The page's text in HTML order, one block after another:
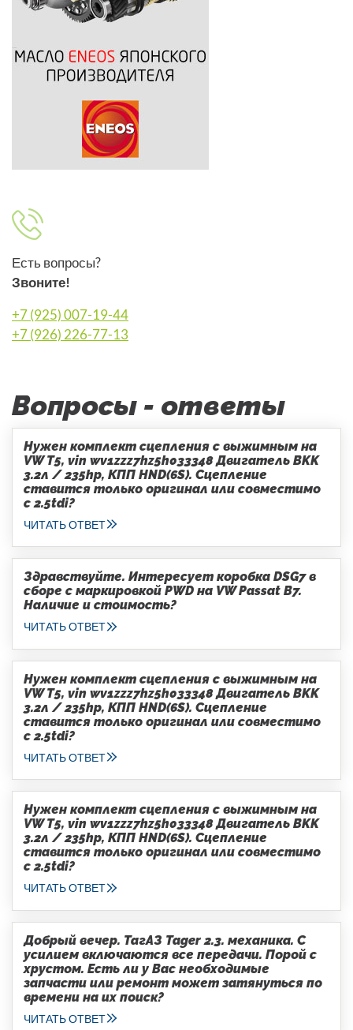
Есть вопросы?
Звоните!
+7 (925) 007-19-44
+7 (926) 226-77-13
Вопросы - ответы
Нужен комплект сцепления с выжимным на
VW T5, vin wv1zzz7hz5h033348 Двигатель BKK
3.2л / 235hp, КПП HND(6S). Сцепление
ставится только оригинал или совместимо
с 2.5tdi?
ЧИТАТЬ ОТВЕТ
Здравствуйте. Интересует коробка DSG7 в
сборе с маркировкой PWD на VW Passat B7.
Наличие и стоимость?
ЧИТАТЬ ОТВЕТ
Нужен комплект сцепления с выжимным на
VW T5, vin wv1zzz7hz5h033348 Двигатель BKK
3.2л / 235hp, КПП HND(6S). Сцепление
ставится только оригинал или совместимо
с 2.5tdi?
ЧИТАТЬ ОТВЕТ
Нужен комплект сцепления с выжимным на
VW T5, vin wv1zzz7hz5h033348 Двигатель BKK
3.2л / 235hp, КПП HND(6S). Сцепление
ставится только оригинал или совместимо
с 2.5tdi?
ЧИТАТЬ ОТВЕТ
Добрый вечер. ТагАЗ Tager 2.3. механика. С
усилием включаются все передачи. Порой с
хрустом. Есть ли у Вас необходимые
запчасти или ремонт может затянуться по
времени на их поиск?
ЧИТАТЬ ОТВЕТ